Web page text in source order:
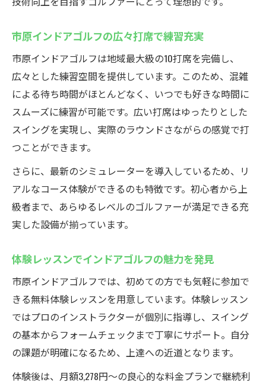
クラブフィッティングでレベルアップする
月額定額でインドアゴルフ通い放題の魅力
インドアゴルフ練習が毎日の習慣になる理
由
コスパ重視のインドアゴルフプラン活用法
好きな時間に通えるインドアゴルフメリッ
ト
レッスン通い放題で着実なレベルアップ体
験
予約ストレス不要の練習環境で差をつける
混雑を気にせず楽しめるインドアゴルフ施
設
行きたい時に練習できるインドアゴルフの
強み
予約ストレスフリーなインドアゴルフ活用
法
快適練習の秘訣はインドアゴルフの自由度
市原インドアゴルフの広々打席で練習充実
市原インドアゴルフは地域最大級の10打席を完備し、
広々とした練習空間を提供しています。このため、混雑
による待ち時間がほとんどなく、いつでも好きな時間に
スムーズに練習が可能です。広い打席はゆったりとした
スイングを実現し、実際のラウンドさながらの感覚で打
つことができます。
さらに、最新のシミュレーターを導入しているため、リ
アルなコース体験ができるのも特徴です。初心者から上
級者まで、あらゆるレベルのゴルファーが満足できる充
実した設備が揃っています。
体験レッスンでインドアゴルフの魅力を発見
市原インドアゴルフでは、初めての方でも気軽に参加で
きる無料体験レッスンを用意しています。体験レッスン
ではプロのインストラクターが個別に指導し、スイング
の基本からフォームチェックまで丁寧にサポート。自分
の課題が明確になるため、上達への近道となります。
体験後は、月額3,278円～の良心的な料金プランで継続利